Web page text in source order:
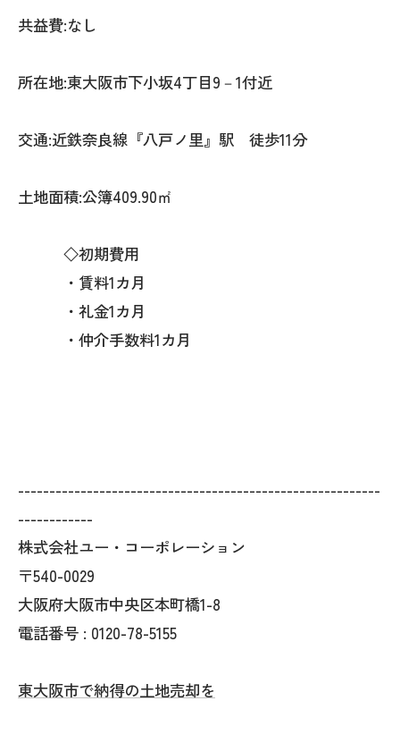
共益費:なし
所在地:東大阪市下小坂4丁目9－1付近
交通:近鉄奈良線『八戸ノ里』駅 徒歩11分
土地面積:公簿409.90㎡
◇初期費用
・賃料1カ月
・礼金1カ月
・仲介手数料1カ月
----------------------------------------------------------
------------
株式会社ユー・コーポレーション
〒540-0029
大阪府大阪市中央区本町橋1-8
電話番号 : 0120-78-5155
東大阪市で納得の土地売却を